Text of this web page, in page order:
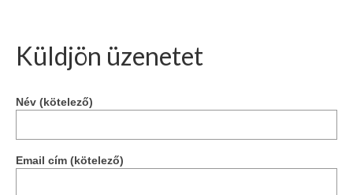
Küldjön üzenetet
Név (kötelező)
Email cím (kötelező)